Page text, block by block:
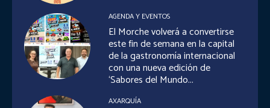
AGENDA Y EVENTOS
El Morche volverá a convertirse
este fin de semana en la capital
de la gastronomía internacional
con una nueva edición de
‘Sabores del Mundo...
AXARQUÍA